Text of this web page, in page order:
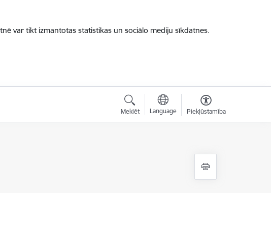
var tikt izmantotas statistikas un sociālo mediju sīkdatnes.
Meklēt Language Piekļūstamība